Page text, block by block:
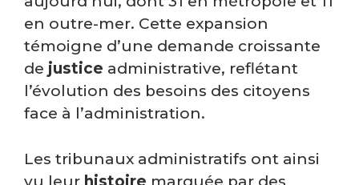
en outre-mer. Cette expansion
témoigne d’une demande croissante
de justice administrative, reflétant
l’évolution des besoins des citoyens
face à l’administration.
Les tribunaux administratifs ont ainsi
vu leur histoire marquée par des